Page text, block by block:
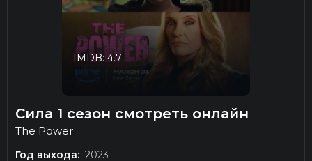
IMDB: 4.7
Сила 1 сезон смотреть онлайн
The Power
Год выхода: 2023